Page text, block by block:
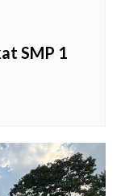
SMP 1